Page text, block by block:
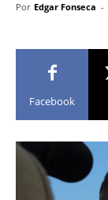
Por Edgar Fonseca -
Facebook